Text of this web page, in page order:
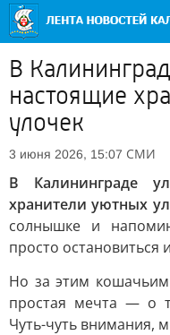
В
настоящие
улочек
3 июня 2026, 15:07 СМИ
В Калининграде
хранители уютных
солнышке и
просто остановиться
Но за этим кошачьим
простая мечта — о
Чуть-чуть внимания,